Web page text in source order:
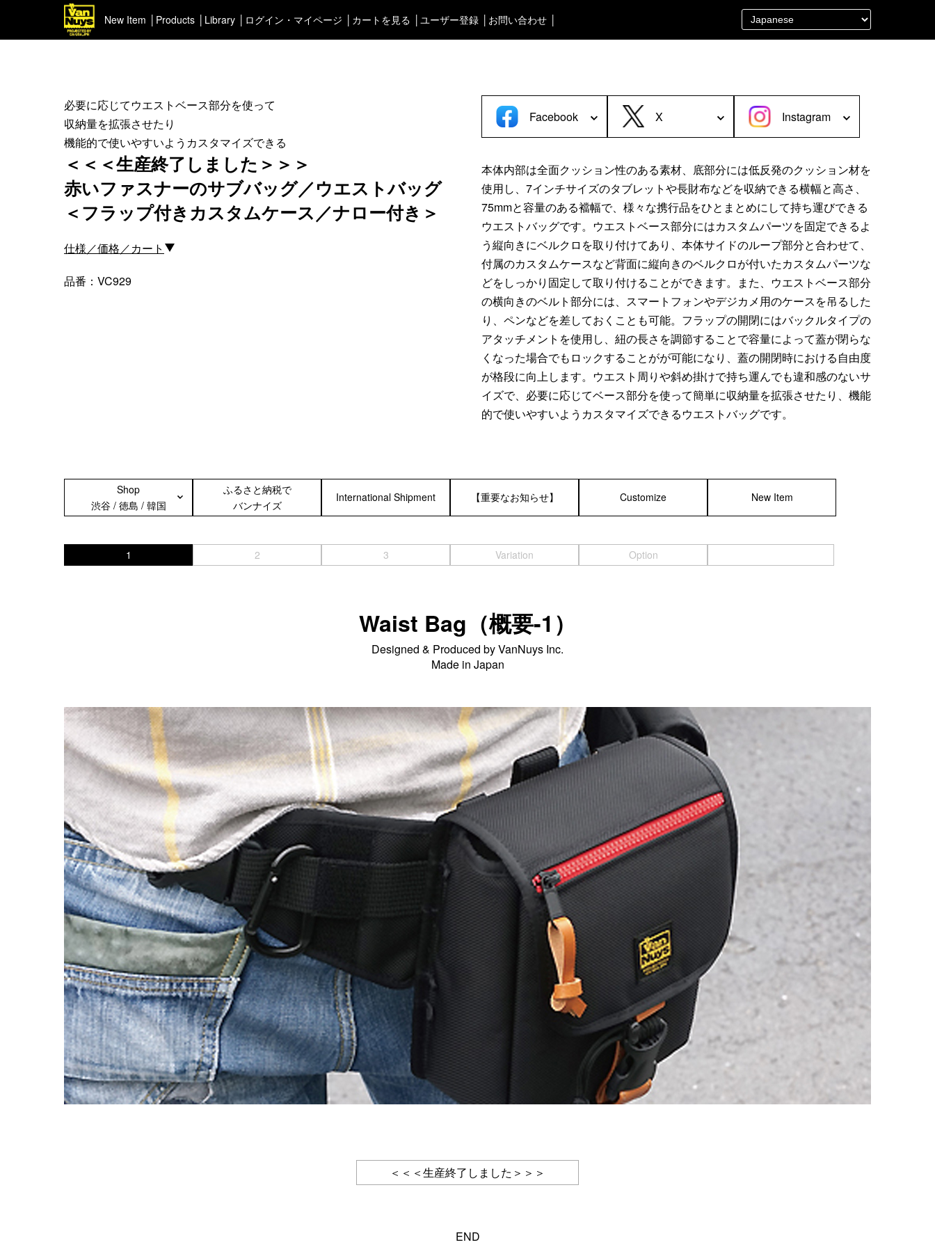
New Item Products
ライトネスシリーズ
カスタマイズ
新商品（BackNumber）
時計ホルダー
VN301
カスタムバッグ
デジアナ格納庫
ちょっとミリタリー
リュック／バックパック
ショルダーバッグ
斜めがけショルダーバッグ
バッグインバッグ
トートバッグ
ボストンバッグ
カメラバッグ
財布以外の革製品
ステーショナリー
便利なアタッチメント／パーツ
ストラップ／ネックストラップ
カメラ用ストラップ
キーケース／キーホルダー
スマートキーケース
車／自転車／バイク
マスク関連商品
iPhone14 Pro／iPhone16／
iPhone15
Galaxy
＜デジカメケース＞
SONY
Canon
Nikon
RICOH
Other
＜Case＞
予備バッテリー／電源ケース
ボトルホルダー／傘ケース
電子タバコ／タバコケース
Library
レディースショップ
即納ショップ
訳あり＆アウトレットShop
スタッフブログ
ログイン・マイページ カートを見る ユーザー登録 お問い合わせ
必要に応じてウエストベース部分を使って
収納量を拡張させたり
機能的で使いやすいようカスタマイズできる
＜＜＜生産終了しました＞＞＞
赤いファスナーのサブバッグ／ウエストバッグ
＜フラップ付きカスタムケース／ナロー付き＞
仕様／価格／カート
品番：VC929
Facebook X Instagram
本体内部は全面クッション性のある素材、底部分には低反発のクッション材を
使用し、7インチサイズのタブレットや長財布などを収納できる横幅と高さ、
75mmと容量のある襠幅で、様々な携行品をひとまとめにして持ち運びできる
ウエストバッグです。ウエストベース部分にはカスタムパーツを固定できるよ
う縦向きにベルクロを取り付けてあり、本体サイドのループ部分と合わせて、
付属のカスタムケースなど背面に縦向きのベルクロが付いたカスタムパーツな
どをしっかり固定して取り付けることができます。また、ウエストベース部分
の横向きのベルト部分には、スマートフォンやデジカメ用のケースを吊るした
り、ペンなどを差しておくことも可能。フラップの開閉にはバックルタイプの
アタッチメントを使用し、紐の長さを調節することで容量によって蓋が閉らな
くなった場合でもロックすることがが可能になり、蓋の開閉時における自由度
が格段に向上します。ウエスト周りや斜め掛けで持ち運んでも違和感のないサ
イズで、必要に応じてベース部分を使って簡単に収納量を拡張させたり、機能
的で使いやすいようカスタマイズできるウエストバッグです。
Shop
渋谷 / 徳島 / 韓国
ふるさと納税で
バンナイズ
International Shipment 【重要なお知らせ】 Customize New Item
1 2 3 Variation Option
Waist Bag（概要-1）
Designed & Produced by VanNuys Inc.
Made in Japan
＜＜＜生産終了しました＞＞＞
END